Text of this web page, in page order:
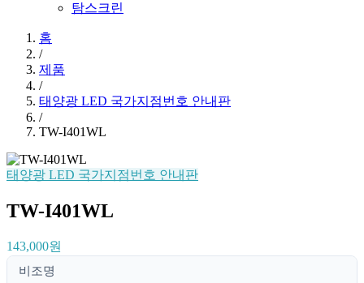
탐스크린
홈
/
제품
/
태양광 LED 국가지점번호 안내판
/
TW-I401WL
태양광 LED 국가지점번호 안내판
TW-I401WL
143,000원
비조명